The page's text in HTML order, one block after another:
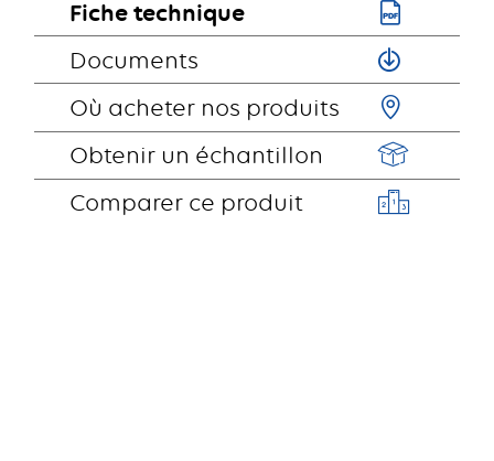
Fiche technique
Documents
Où acheter nos produits
Obtenir un échantillon
Comparer ce produit